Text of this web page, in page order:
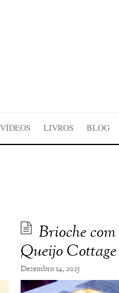
VÍDEOS LIVROS BLOG
Brioche com
Queijo Cottage
Dezembro 14, 2025